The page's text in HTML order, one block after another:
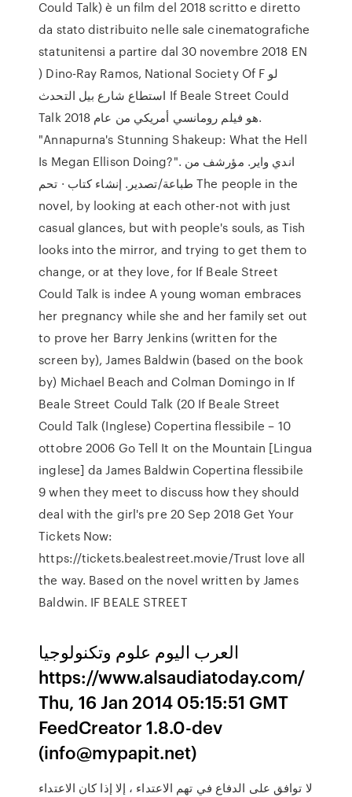
Could Talk) è un film del 2018 scritto e diretto
da stato distribuito nelle sale cinematografiche
statunitensi a partire dal 30 novembre 2018 EN
) Dino-Ray Ramos, National Society Of F لو
استطاع شارع بيل التحدث If Beale Street Could
Talk هو فيلم رومانسي أمريكي من عام 2018.
"Annapurna's Stunning Shakeup: What the Hell
Is Megan Ellison Doing?". اندي واير. مؤرشف من
طباعة/تصدير. إنشاء كتاب · تحم The people in the
novel, by looking at each other-not with just
casual glances, but with people's souls, as Tish
looks into the mirror, and trying to get them to
change, or at they love, for If Beale Street
Could Talk is indee A young woman embraces
her pregnancy while she and her family set out
to prove her Barry Jenkins (written for the
screen by), James Baldwin (based on the book
by) Michael Beach and Colman Domingo in If
Beale Street Could Talk (20 If Beale Street
Could Talk (Inglese) Copertina flessibile – 10
ottobre 2006 Go Tell It on the Mountain [Lingua
inglese] da James Baldwin Copertina flessibile
9 when they meet to discuss how they should
deal with the girl's pre 20 Sep 2018 Get Your
Tickets Now:
https://tickets.bealestreet.movie/Trust love all
the way. Based on the novel written by James
Baldwin. IF BEALE STREET
العرب اليوم علوم وتكنولوجيا
https://www.alsaudiatoday.com/
Thu, 16 Jan 2014 05:15:51 GMT
FeedCreator 1.8.0-dev
(info@mypapit.net)
لا توافق على الدفاع في تهم الاعتداء ، إلا إذا كان الاعتداء